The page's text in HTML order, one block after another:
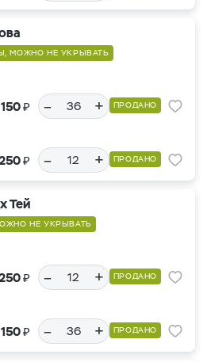
МОЖНО НЕ УКРЫВАТЬ
150₽ – + ПРОДАНО
₽ – + ПРОДАНО
Тей
НЕ УКРЫВАТЬ
₽ – + ПРОДАНО
150₽ – + ПРОДАНО